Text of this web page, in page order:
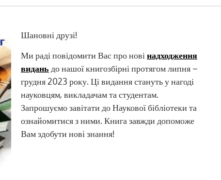
Шановні друзі!
Ми раді повідомити Вас про нові надходження
видань до нашої книгозбірні протягом липня –
грудня 2023 року. Ці видання стануть у нагоді
науковцям, викладачам та студентам.
Запрошуємо завітати до Наукової бібліотеки та
ознайомитися з ними. Книга завжди допоможе
Вам здобути нові знання!